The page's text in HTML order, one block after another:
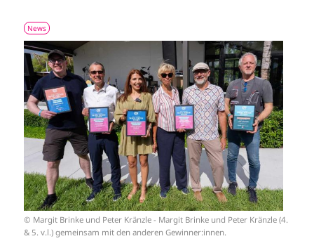
News
I
m
a
g
e
© Margit Brinke und Peter Kränzle - Margit Brinke und Peter Kränzle (4.
& 5. v.l.) gemeinsam mit den anderen Gewinner:innen.